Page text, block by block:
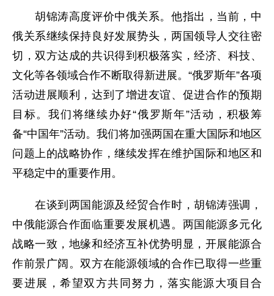
胡锦涛高度评价中俄关系。他指出，当前，中
俄关系继续保持良好发展势头，两国领导人交往密
切，双方达成的共识得到积极落实，经济、科技、
文化等各领域合作不断取得新进展。“俄罗斯年”各项
活动进展顺利，达到了增进友谊、促进合作的预期
目标。我们将继续办好“俄罗斯年”活动，积极筹
备“中国年”活动。我们将加强两国在重大国际和地区
问题上的战略协作，继续发挥在维护国际和地区和
平稳定中的重要作用。
在谈到两国能源及经贸合作时，胡锦涛强调，
中俄能源合作面临重要发展机遇。两国能源多元化
战略一致，地缘和经济互补优势明显，开展能源合
作前景广阔。双方在能源领域的合作已取得一些重
要进展，希望双方共同努力，落实能源大项目合